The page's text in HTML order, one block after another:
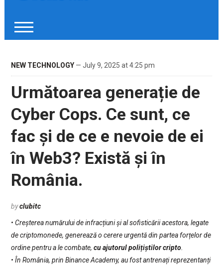
NEW TECHNOLOGY— July 9, 2025 at 4:25 pm
Următoarea generație de
Cyber Cops. Ce sunt, ce
fac și de ce e nevoie de ei
în Web3? Există și în
România.
byclubitc
• Creșterea numărului de infracțiuni și al sofisticării acestora, legate
de criptomonede, generează o cerere urgentă din partea forțelor de
ordine pentru a le combate, cu ajutorul polițiștilor cripto.
• În România, prin Binance Academy, au fost antrenați reprezentanți